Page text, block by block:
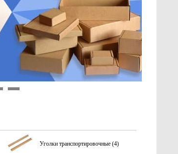
Уголки транспортировочные (4)